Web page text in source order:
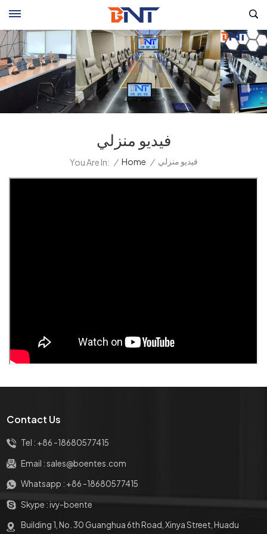
فيديو منزلي
You Are In: / Home / فيديو منزلي
Contact Us
Tel : +86 -18680577415
Email :sales@boentes.com
Whatsapp : +86 -18680577415
Skype :ivy-boente
Building 1, No. 30 Guanghua 6th Road, Xinya Street, Huadu